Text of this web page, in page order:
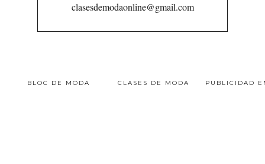
clasesdemodaonline@gmail.com
BLOC DE MODA CLASES DE MODA PUBLICIDAD